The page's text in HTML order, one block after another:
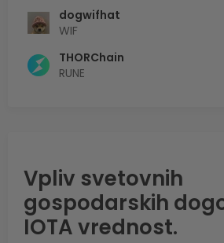
dogwifhat
WIF
THORChain
RUNE
Vpliv svetovnih
gospodarskih
IOTA vrednost.